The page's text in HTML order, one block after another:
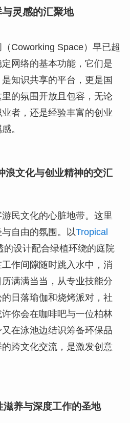
灵感的汇聚地
Coworking Space）早已超
网络的基本功能，它们是
知识共享的平台，更是国
的氛围开放且包容，无论
者，还是经验丰富的创业
。
文化与创业精神的交汇
民文化的心脏地带。这里
自由的氛围。以Tropical
的设计配合绿植环绕的庭院
作间隙随时跳入水中，消
满满当当，从专业技能分
日落瑜伽和烧烤派对，社
你会在咖啡吧与一位柏林
在泳池边结识筹备环保品
跨文化交流，是激发创意
养与深度工作的圣地